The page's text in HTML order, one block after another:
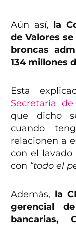
Aún así, la
de Valores
broncas
134 millones
Esta
Secretaría
que dicho
cuando
relacionen a
con el lavado
con “todo el
Además, la
gerencial
bancarias,